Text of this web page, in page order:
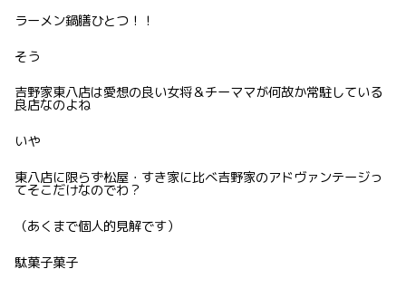
ラーメン鍋膳ひとつ！！
そう
吉野家東八店は愛想の良い女将＆チーママが何故か常駐している
良店なのよね
いや
東八店に限らず松屋・すき家に比べ吉野家のアドヴァンテージっ
てそこだけなのでわ？
（あくまで個人的見解です）
駄菓子菓子